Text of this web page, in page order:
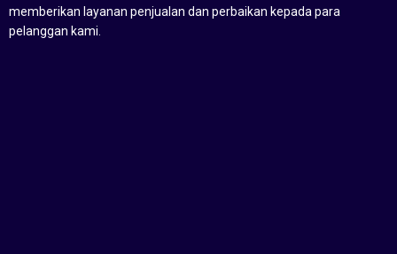
memberikan layanan penjualan dan perbaikan kepada para
pelanggan kami.